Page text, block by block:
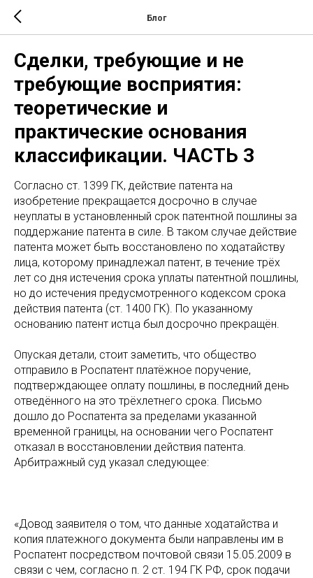
Блог
Сделки, требующие и не
требующие восприятия:
теоретические и
практические основания
классификации. ЧАСТЬ 3
Согласно ст. 1399 ГК, действие патента на
изобретение прекращается досрочно в случае
неуплаты в установленный срок патентной пошлины за
поддержание патента в силе. В таком случае действие
патента может быть восстановлено по ходатайству
лица, которому принадлежал патент, в течение трёх
лет со дня истечения срока уплаты патентной пошлины,
но до истечения предусмотренного кодексом срока
действия патента (ст. 1400 ГК). По указанному
основанию патент истца был досрочно прекращён.
Опуская детали, стоит заметить, что общество
отправило в Роспатент платёжное поручение,
подтверждающее оплату пошлины, в последний день
отведённого на это трёхлетнего срока. Письмо
дошло до Роспатента за пределами указанной
временной границы, на основании чего Роспатент
отказал в восстановлении действия патента.
Арбитражный суд указал следующее:
«Довод заявителя о том, что данные ходатайства и
копия платежного документа были направлены им в
Роспатент посредством почтовой связи 15.05.2009 в
связи с чем, согласно п. 2 ст. 194 ГК РФ, срок подачи